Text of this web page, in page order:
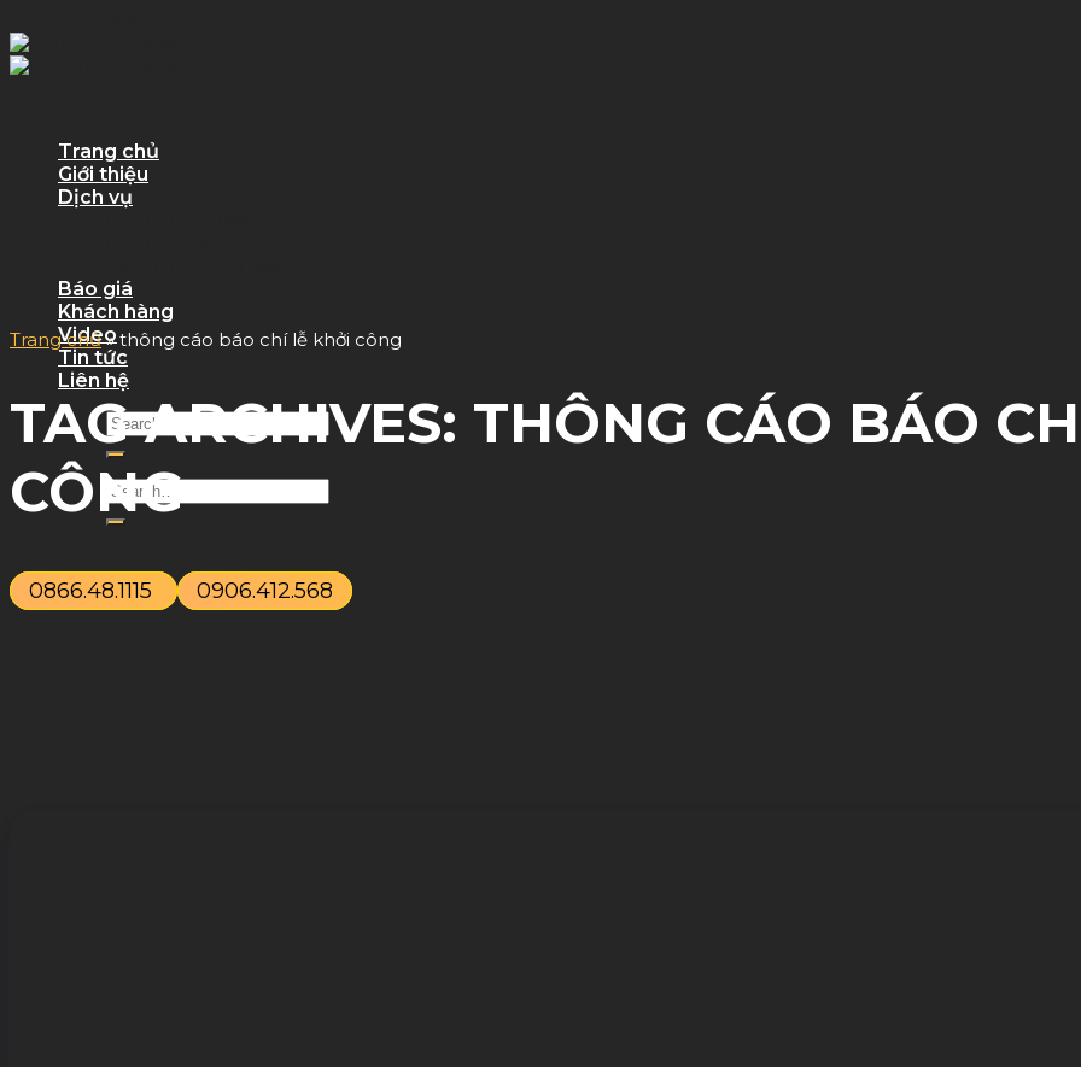
Trang chủ
Giới thiệu
Dịch vụ
Báo giá
Khách hàng
Video
Tin tức
Liên hệ
Trang chủ»thông cáo báo chí lễ khởi công
TAG ARCHIVES: THÔNG CÁO BÁO
CÔNG
0866.48.1115 0906.412.568